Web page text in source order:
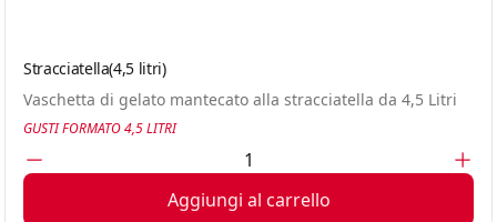
Stracciatella(4,5 litri)
Vaschetta di gelato mantecato alla stracciatella da 4,5 Litri
GUSTI FORMATO 4,5 LITRI
Aggiungi al carrello